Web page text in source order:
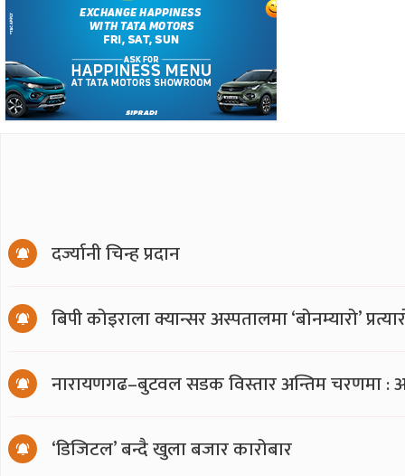
दर्ज्यानी चिन्ह प्रदान
बिपी कोइराला क्यान्सर अस्पतालमा ‘बोनम्यारो’
नारायणगढ–बुटवल सडक विस्तार अन्तिम चरणमा :
‘डिजिटल’ बन्दै खुला बजार कारोबार